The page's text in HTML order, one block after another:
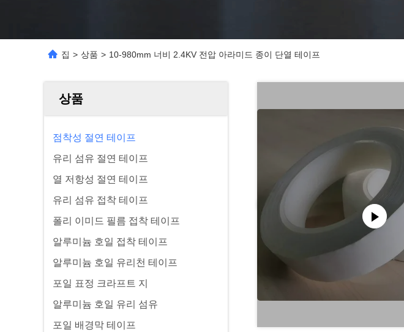
집 > 상품 > 10-980mm 너비 2.4KV 전압 아라미드 종이 단열 테이프
상품
점착성 절연 테이프
유리 섬유 절연 테이프
열 저항성 절연 테이프
유리 섬유 접착 테이프
폴리 이미드 필름 접착 테이프
알루미늄 호일 접착 테이프
알루미늄 호일 유리천 테이프
포일 표정 크라프트 지
알루미늄 호일 유리 섬유
포일 배경막 테이프